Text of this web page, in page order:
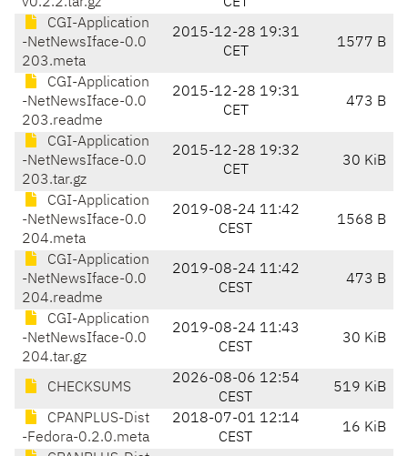
CGI-Application
-NetNewsIface-0.0
203.meta
2015-12-28 19:31
CET
1577 B
CGI-Application
-NetNewsIface-0.0
203.readme
2015-12-28 19:31
CET
473 B
CGI-Application
-NetNewsIface-0.0
203.tar.gz
2015-12-28 19:32
CET
30 KiB
CGI-Application
-NetNewsIface-0.0
204.meta
2019-08-24 11:42
CEST
1568 B
CGI-Application
-NetNewsIface-0.0
204.readme
2019-08-24 11:42
CEST
473 B
CGI-Application
-NetNewsIface-0.0
204.tar.gz
2019-08-24 11:43
CEST
30 KiB
CHECKSUMS
2026-08-06 12:54
CEST
519 KiB
CPANPLUS-Dist
-Fedora-0.2.0.meta
2018-07-01 12:14
CEST
16 KiB